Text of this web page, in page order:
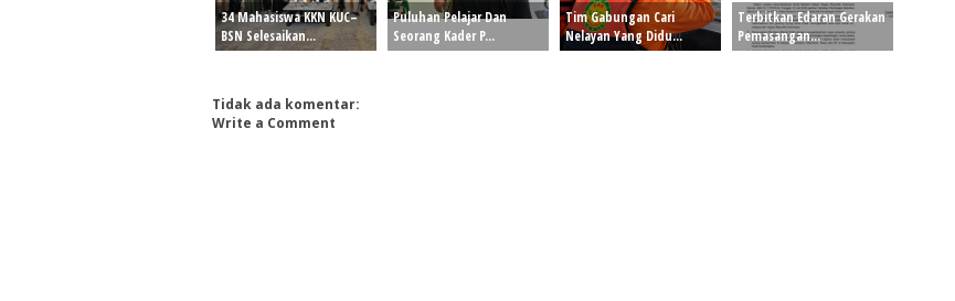
34 Mahasiswa KKN KUC–
BSN Selesaikan...
Puluhan Pelajar Dan
Seorang Kader P...
Tim Gabungan Cari
Nelayan Yang Didu...
Terbitkan Edaran Gerakan
Pemasangan...
Tidak ada komentar:
Write a Comment